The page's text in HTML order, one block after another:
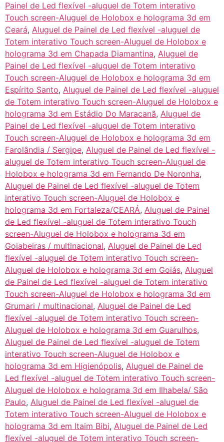
Painel de Led flexível -aluguel de Totem interativo
Touch screen-Aluguel de Holobox e holograma 3d em
Ceará, Aluguel de Painel de Led flexível -aluguel de
Totem interativo Touch screen-Aluguel de Holobox e
holograma 3d em Chapada Diamantina, Aluguel de
Painel de Led flexível -aluguel de Totem interativo
Touch screen-Aluguel de Holobox e holograma 3d em
Espírito Santo, Aluguel de Painel de Led flexível -aluguel
de Totem interativo Touch screen-Aluguel de Holobox e
holograma 3d em Estádio Do Maracanã, Aluguel de
Painel de Led flexível -aluguel de Totem interativo
Touch screen-Aluguel de Holobox e holograma 3d em
Farolândia / Sergipe, Aluguel de Painel de Led flexível -
aluguel de Totem interativo Touch screen-Aluguel de
Holobox e holograma 3d em Fernando De Noronha,
Aluguel de Painel de Led flexível -aluguel de Totem
interativo Touch screen-Aluguel de Holobox e
holograma 3d em Fortaleza/CEARÁ, Aluguel de Painel
de Led flexível -aluguel de Totem interativo Touch
screen-Aluguel de Holobox e holograma 3d em
Goiabeiras / multinacional, Aluguel de Painel de Led
flexível -aluguel de Totem interativo Touch screen-
Aluguel de Holobox e holograma 3d em Goiás, Aluguel
de Painel de Led flexível -aluguel de Totem interativo
Touch screen-Aluguel de Holobox e holograma 3d em
Grumari / multinacional, Aluguel de Painel de Led
flexível -aluguel de Totem interativo Touch screen-
Aluguel de Holobox e holograma 3d em Guarulhos,
Aluguel de Painel de Led flexível -aluguel de Totem
interativo Touch screen-Aluguel de Holobox e
holograma 3d em Higienópolis, Aluguel de Painel de
Led flexível -aluguel de Totem interativo Touch screen-
Aluguel de Holobox e holograma 3d em Ilhabela/ São
Paulo, Aluguel de Painel de Led flexível -aluguel de
Totem interativo Touch screen-Aluguel de Holobox e
holograma 3d em Itaim Bibi, Aluguel de Painel de Led
flexível -aluguel de Totem interativo Touch screen-